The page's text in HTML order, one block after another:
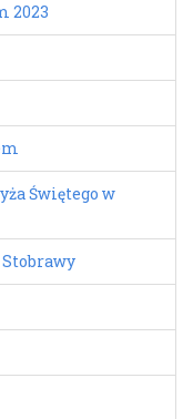
2023
Świętego w